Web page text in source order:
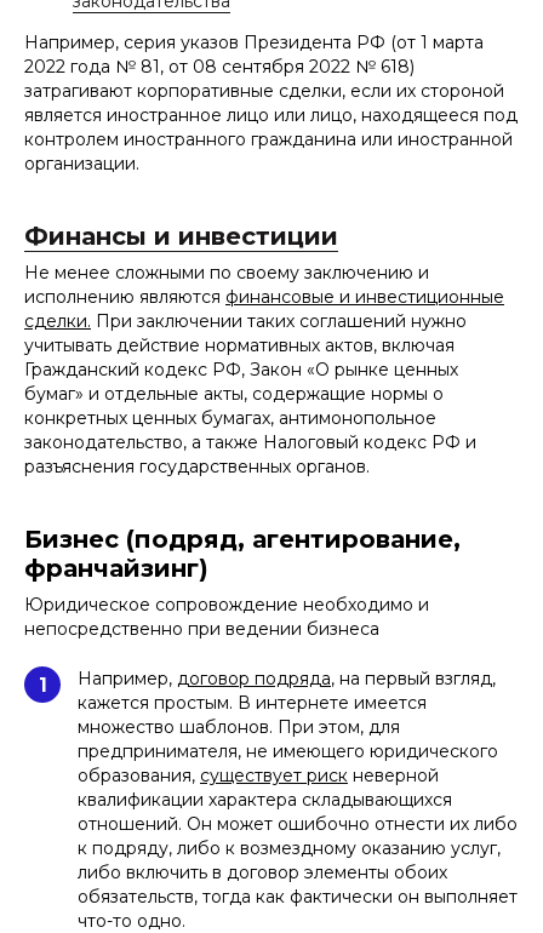
Например, серия указов Президента РФ (от 1 марта
2022 года № 81, от 08 сентября 2022 № 618)
затрагивают корпоративные сделки, если их стороной
является иностранное лицо или лицо, находящееся под
контролем иностранного гражданина или иностранной
организации.
Финансы и инвестиции
Не менее сложными по своему заключению и
исполнению являются финансовые и инвестиционные
сделки. При заключении таких соглашений нужно
учитывать действие нормативных актов, включая
Гражданский кодекс РФ, Закон «О рынке ценных
бумаг» и отдельные акты, содержащие нормы о
конкретных ценных бумагах, антимонопольное
законодательство, а также Налоговый кодекс РФ и
разъяснения государственных органов.
Бизнес (подряд, агентирование,
франчайзинг)
Юридическое сопровождение необходимо и
непосредственно при ведении бизнеса
1 Например, договор подряда, на первый взгляд,
кажется простым. В интернете имеется
множество шаблонов. При этом, для
предпринимателя, не имеющего юридического
образования, существует риск неверной
квалификации характера складывающихся
отношений. Он может ошибочно отнести их либо
к подряду, либо к возмездному оказанию услуг,
либо включить в договор элементы обоих
обязательств, тогда как фактически он выполняет
что-то одно.
Требовалась юридическая проверка
компании-цели перед ее приобретением
Юристы Афонин, Божор и партнеры
провели due diligence за 2 недели, а вся
месяц - отмечаем высокую оперативность
решения задач
Обращались в компанию, чтобы получить
разрешение Правительственной
комиссии на сделку с иностранным
элементом - специалисты Афонин, Божор
и партнеры благодаря знанию процесса
обеспечили выдачу разрешения за 3
месяца